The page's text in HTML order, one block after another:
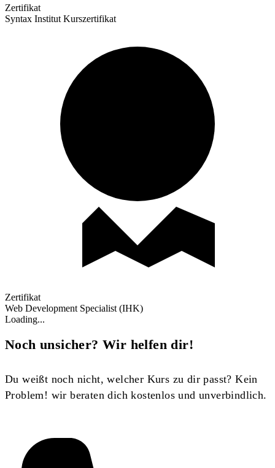
Zertifikat
Syntax Institut Kurszertifikat
Zertifikat
Web Development Specialist (IHK)
Loading...
Noch unsicher? Wir helfen dir!
Du weißt noch nicht, welcher Kurs zu dir passt? Kein
Problem! wir beraten dich kostenlos und unverbindlich.